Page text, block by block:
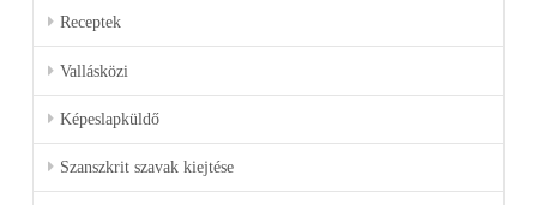
Receptek
Vallásközi
Képeslapküldő
Szanszkrit szavak kiejtése